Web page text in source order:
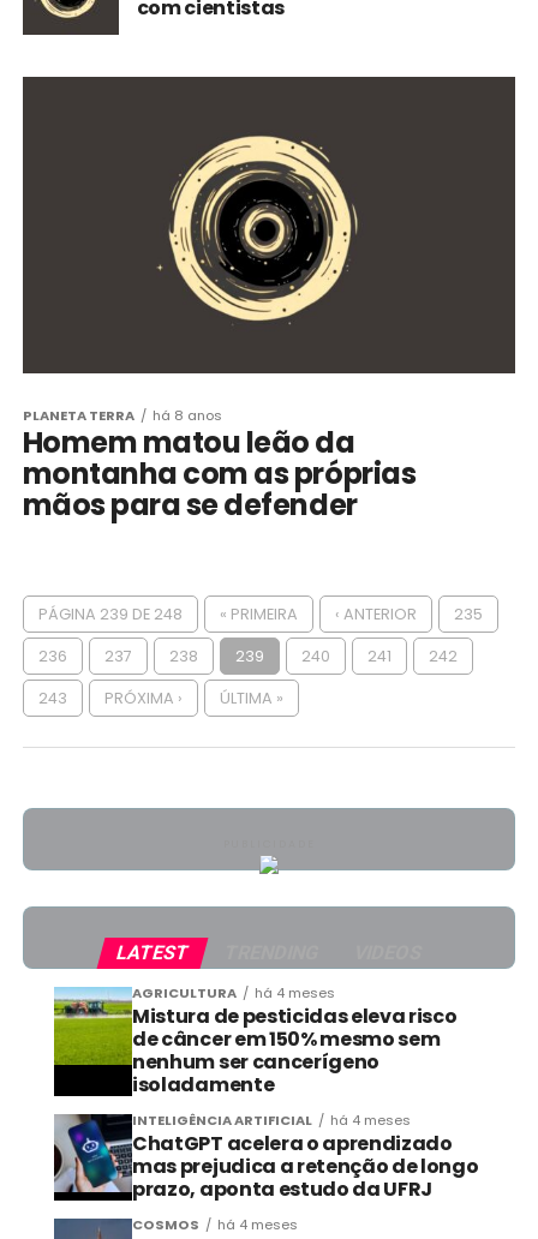
com cientistas
PLANETA TERRA há 8 anos
Homem matou leão da
montanha com as próprias
mãos para se defender
PÁGINA 239 DE 248 « PRIMEIRA ‹ ANTERIOR 235
236 237 238 239 240 241 242
243 PRÓXIMA › ÚLTIMA »
LATEST
AGRICULTURA há 4 meses
Mistura de pesticidas eleva risco
de câncer em 150% mesmo sem
nenhum ser cancerígeno
isoladamente
INTELIGÊNCIA ARTIFICIAL há 4 meses
ChatGPT acelera o aprendizado
mas prejudica a retenção de longo
prazo, aponta estudo da UFRJ
COSMOS há 4 meses